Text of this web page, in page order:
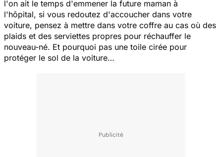
l'on ait le temps d'emmener la future maman à
l'hôpital, si vous redoutez d'accoucher dans votre
voiture, pensez à mettre dans votre coffre au cas où des
plaids et des serviettes propres pour réchauffer le
nouveau-né. Et pourquoi pas une toile cirée pour
protéger le sol de la voiture…